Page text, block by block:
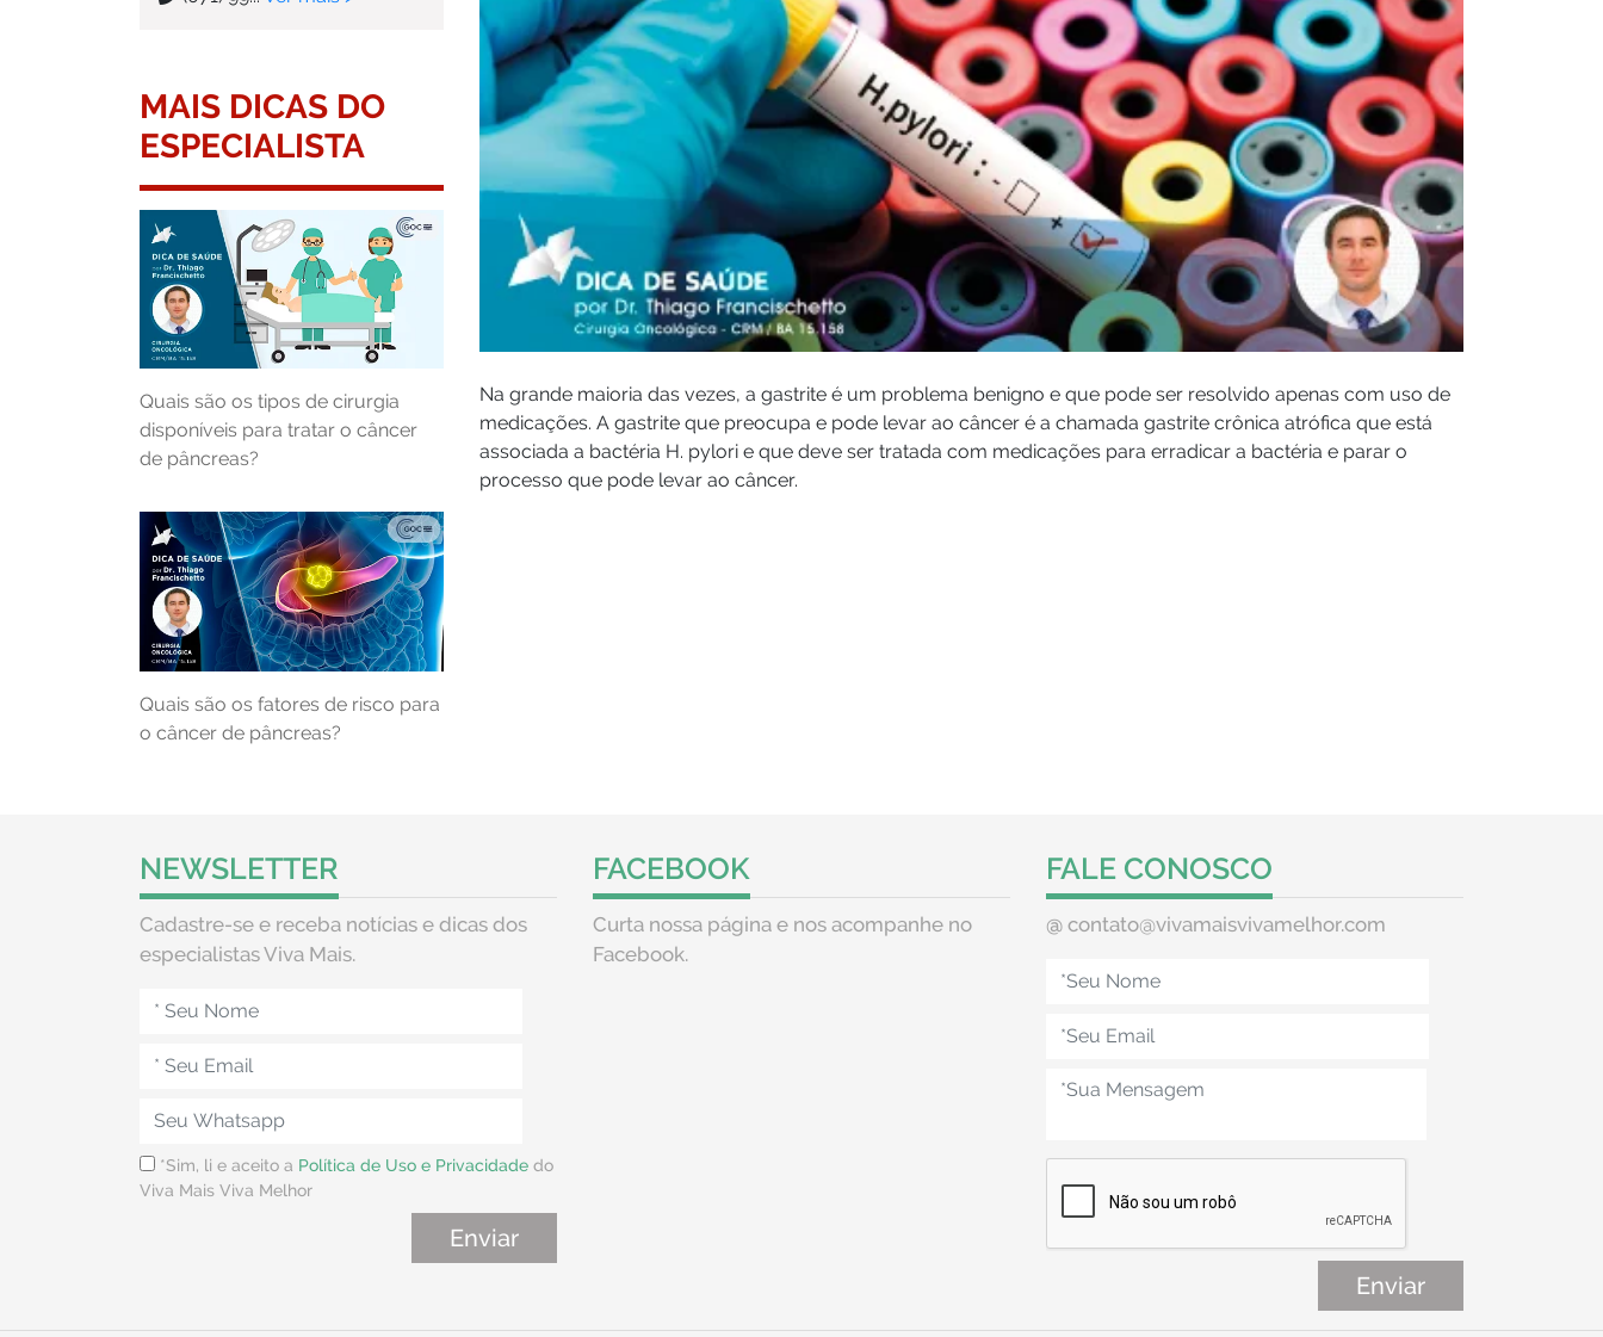
MAIS DICAS DO
ESPECIALISTA
Quais são os tipos de cirurgia
disponíveis para tratar o câncer
de pâncreas?
Quais são os fatores de risco para
o câncer de pâncreas?
Na grande maioria das vezes, a gastrite é um problema benigno e que pode ser resolvido apenas com uso de
medicações. A gastrite que preocupa e pode levar ao câncer é a chamada gastrite crônica atrófica que está
associada a bactéria H. pylori e que deve ser tratada com medicações para erradicar a bactéria e parar o
processo que pode levar ao câncer.
NEWSLETTER
Cadastre-se e receba notícias e dicas dos
especialistas Viva Mais.
*Sim, li e aceito a Política de Uso e Privacidade do
Viva Mais Viva Melhor
FACEBOOK
Curta nossa página e nos acompanhe no
Facebook.
FALE CONOSCO
@ contato@vivamaisvivamelhor.com